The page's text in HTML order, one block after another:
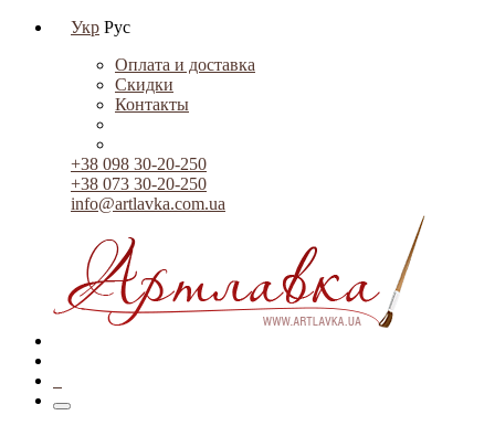
Укр Рус
Оплата и доставка
Скидки
Контакты
+38 098 30-20-250
+38 073 30-20-250
info@artlavka.com.ua